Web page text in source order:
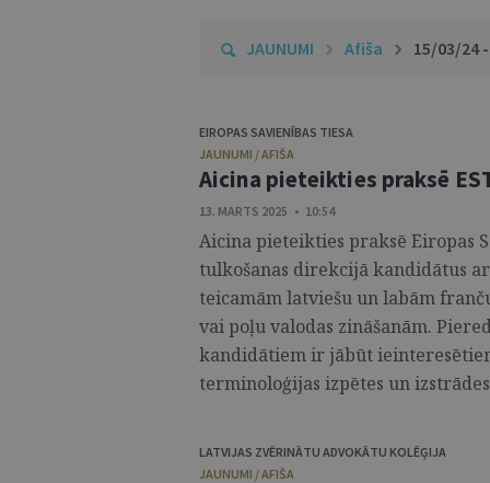
JAUNUMI Afiša 15/03/24
EIROPAS SAVIENĪBAS TIESA
JAUNUMI / AFIŠA
Aicina pieteikties praksē
13. MARTS 2025 • 10:54
Aicina pieteikties praksē Eiropas
tulkošanas direkcijā kandidātus
teicamām latviešu un labām
vai poļu valodas zināšanām.
kandidātiem ir jābūt
terminoloģijas izpētes un
LATVIJAS ZVĒRINĀTU ADVOKĀTU KOLĒĢIJA
JAUNUMI / AFIŠA